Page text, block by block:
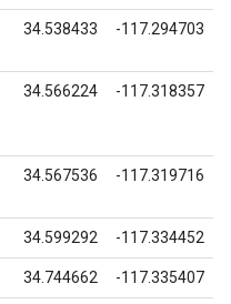
34.538433 -117.294703
34.566224 -117.318357
34.567536 -117.319716
34.599292 -117.334452
34.744662 -117.335407